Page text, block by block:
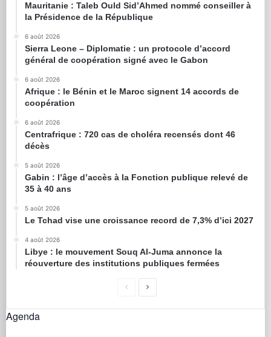
Mauritanie : Taleb Ould Sid’Ahmed nommé conseiller à
la Présidence de la République
6 août 2026
Sierra Leone – Diplomatie : un protocole d’accord
général de coopération signé avec le Gabon
6 août 2026
Afrique : le Bénin et le Maroc signent 14 accords de
coopération
6 août 2026
Centrafrique : 720 cas de choléra recensés dont 46
décès
5 août 2026
Gabin : l’âge d’accès à la Fonction publique relevé de
35 à 40 ans
5 août 2026
Le Tchad vise une croissance record de 7,3% d’ici 2027
4 août 2026
Libye : le mouvement Souq Al-Juma annonce la
réouverture des institutions publiques fermées
Agenda